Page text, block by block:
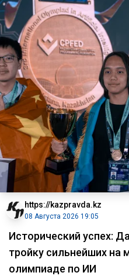
https://kazpravda.kz
08 Августа 2026 19:05
Исторический успех:
тройку сильнейших на
олимпиаде по ИИ